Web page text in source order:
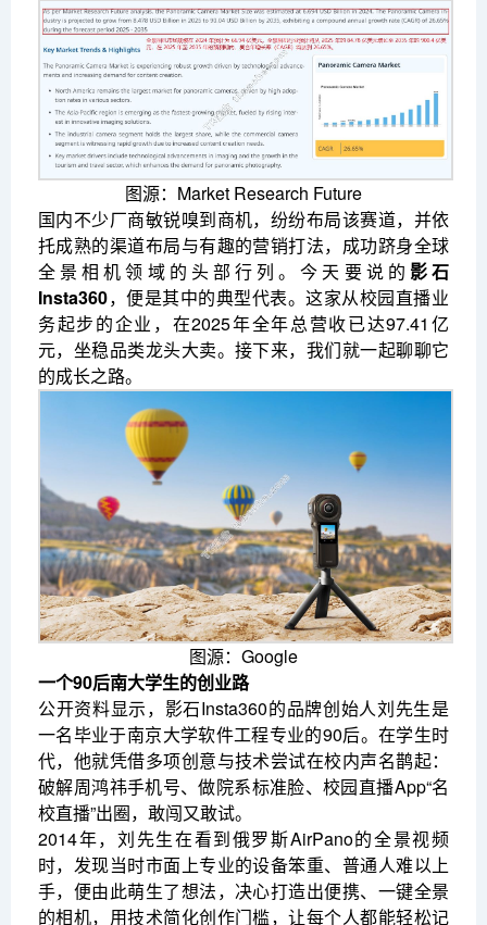
图源：Market Research Future
国内不少厂商敏锐嗅到商机，纷纷布局该赛道，并依
托成熟的渠道布局与有趣的营销打法，成功跻身全球
全景相机领域的头部行列。今天要说的 影石
Insta360，便是其中的典型代表。这家从校园直播业
务起步的企业，在2025年全年总营收已达97.41亿
元，坐稳品类龙头大卖。接下来，我们就一起聊聊它
的成长之路。
图源：Google
一个90后南大学生的创业路
公开资料显示，影石Insta360的品牌创始人刘先生是
一名毕业于南京大学软件工程专业的90后。在学生时
代，他就凭借多项创意与技术尝试在校内声名鹊起：
破解周鸿祎手机号、做院系标准脸、校园直播App“名
校直播”出圈，敢闯又敢试。
2014年，刘先生在看到俄罗斯AirPano的全景视频
时，发现当时市面上专业的设备笨重、普通人难以上
手，便由此萌生了想法，决心打造出便携、一键全景
的相机，用技术简化创作门槛，让每个人都能轻松记